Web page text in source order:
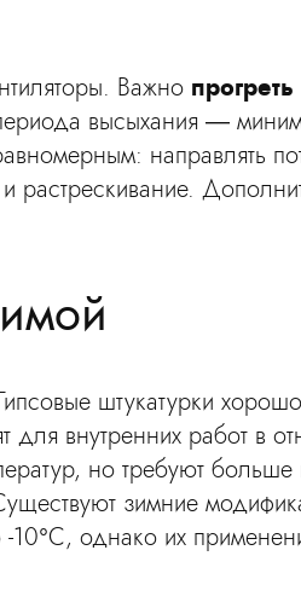
Важно прогреть
высыхания —
направлять
растрескивание.
штукатурки хорошо
внутренних работ в
но требуют
зимние
10°С, однако их